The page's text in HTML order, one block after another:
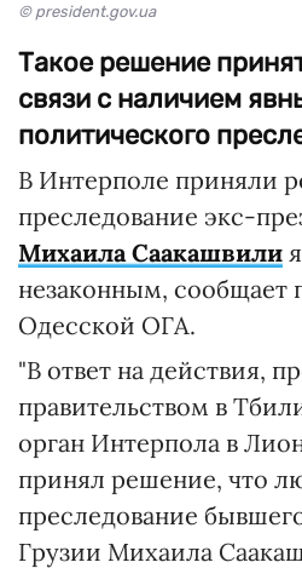
© president.gov.ua
Такое решение
связи с наличием
политического
В Интерполе приняли
преследование экс-
Михаила Саакашвили
незаконным, сообщает
Одесской ОГА.
"В ответ на действия,
правительством в
орган Интерпола в
принял решение, что
преследование
Грузии Михаила